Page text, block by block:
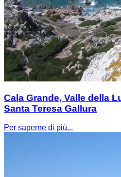
Cala Grande, Valle della
Santa Teresa Gallura
Per saperne di più...